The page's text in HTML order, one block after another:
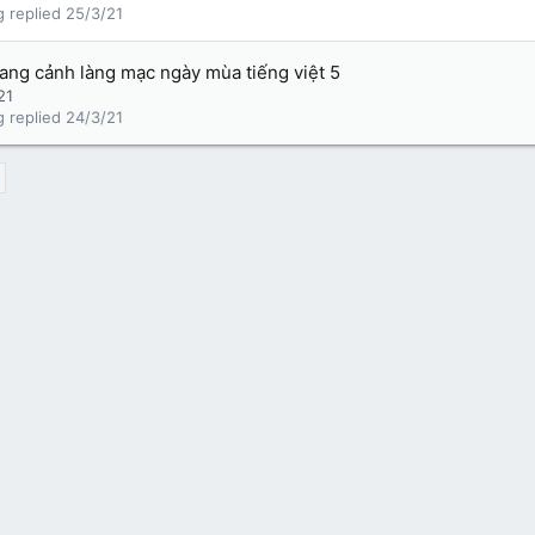
25/3/21
cảnh làng mạc ngày mùa tiếng việt 5
24/3/21